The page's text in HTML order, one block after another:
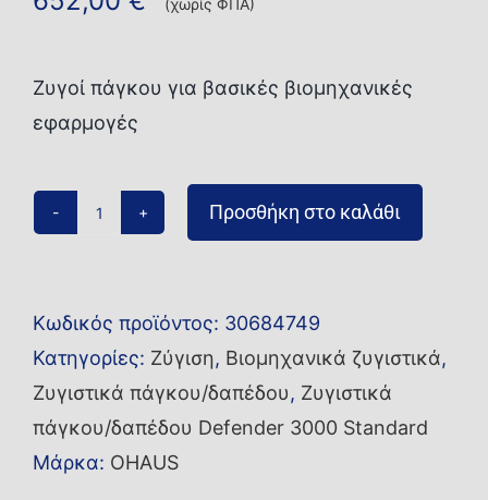
(χωρίς ΦΠΑ)
Ζυγοί πάγκου για βασικές βιομηχανικές
εφαρμογές
i-
D33P300B1X2
ποσότητα
Προσθήκη στο καλάθι
Κωδικός προϊόντος: 30684749
Κατηγορίες: Ζύγιση, Βιομηχανικά ζυγιστικά,
Ζυγιστικά πάγκου/δαπέδου, Ζυγιστικά
πάγκου/δαπέδου Defender 3000 Standard
Μάρκα: OHAUS